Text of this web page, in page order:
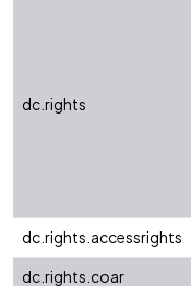
dc.rights
dc.rights.accessrights
dc.rights.coar